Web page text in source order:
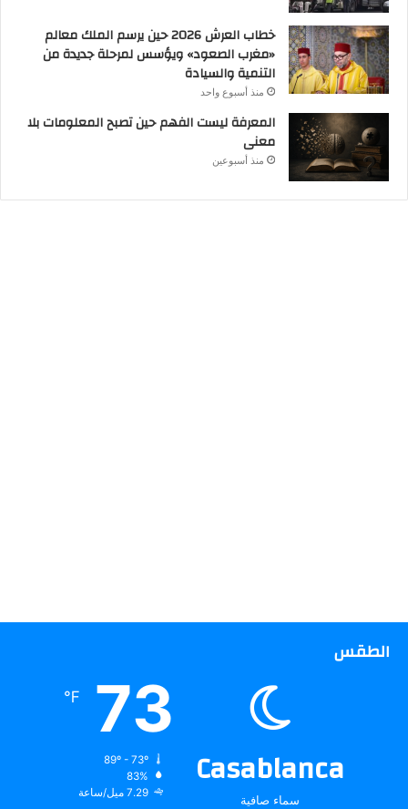
خطاب العرش 2026 حين يرسم الملك معالم
«مغرب الصعود» ويؤسس لمرحلة جديدة من
التنمية والسيادة
منذ أسبوع واحد
المعرفة ليست الفهم حين تصبح المعلومات بلا
معنى
منذ أسبوعين
الطقس
Casablanca
سماء صافية
73
℉
83%
7.29 ميل/ساعة